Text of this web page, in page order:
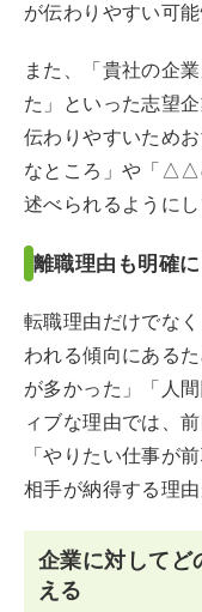
が伝わりやすい可能
また、「貴社の企
た」といった志望
伝わりやすいため
なところ」や「△△
述べられるようにし
離職理由も明確に
転職理由だけでな
われる傾向にある
が多かった」「人
ィブな理由では、
「やりたい仕事が
相手が納得する理由
企業に対してど
える